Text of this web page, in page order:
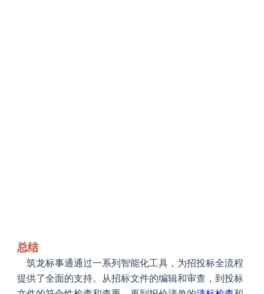
总结
筑龙标事通通过一系列智能化工具，为招投标全流程
提供了全面的支持。从招标文件的编辑和审查，到投标